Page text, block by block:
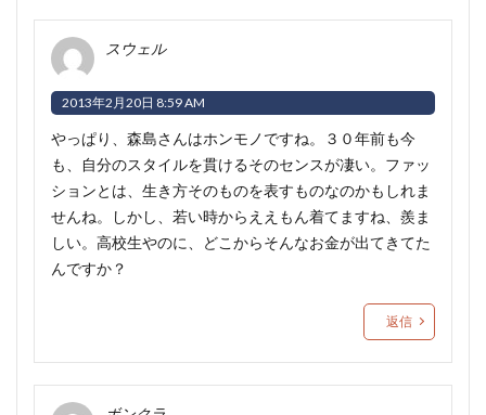
スウェル
2013年2月20日 8:59 AM
やっぱり、森島さんはホンモノですね。３０年前も今
も、自分のスタイルを貫けるそのセンスが凄い。ファッ
ションとは、生き方そのものを表すものなのかもしれま
せんね。しかし、若い時からええもん着てますね、羨ま
しい。高校生やのに、どこからそんなお金が出てきてた
んですか？
返信